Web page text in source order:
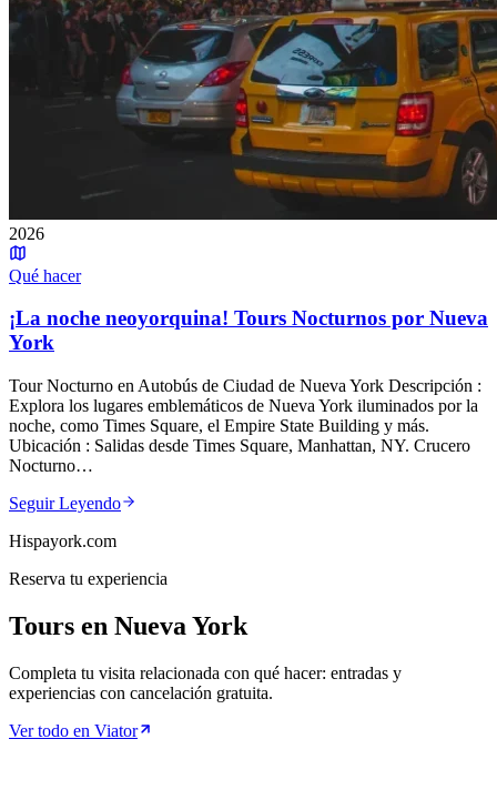
2026
Qué hacer
¡La noche neoyorquina! Tours Nocturnos por Nueva
York
Tour Nocturno en Autobús de Ciudad de Nueva York Descripción :
Explora los lugares emblemáticos de Nueva York iluminados por la
noche, como Times Square, el Empire State Building y más.
Ubicación : Salidas desde Times Square, Manhattan, NY. Crucero
Nocturno…
Seguir Leyendo
Hispayork.com
Reserva tu experiencia
Tours en Nueva York
Completa tu visita relacionada con qué hacer: entradas y
experiencias con cancelación gratuita.
Ver todo en Viator